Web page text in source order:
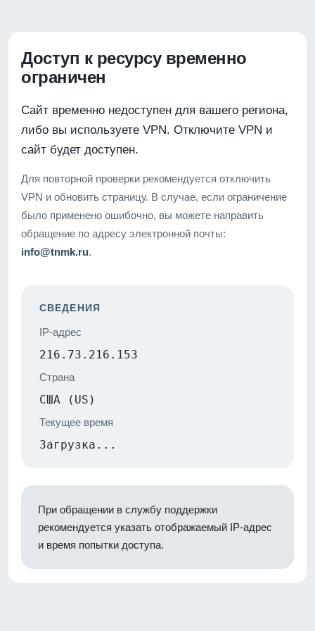
Доступ к ресурсу временно
ограничен
Сайт временно недоступен для вашего региона,
либо вы используете VPN. Отключите VPN и
сайт будет доступен.
Для повторной проверки рекомендуется отключить
VPN и обновить страницу. В случае, если ограничение
было применено ошибочно, вы можете направить
обращение по адресу электронной почты:
info@tnmk.ru.
СВЕДЕНИЯ
IP-адрес
216.73.216.153
Страна
США (US)
Текущее время
Загрузка...
При обращении в службу поддержки
рекомендуется указать отображаемый IP-адрес
и время попытки доступа.